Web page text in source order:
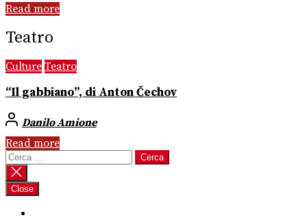
Read more
Teatro
Culture Teatro
“Il gabbiano”, di Anton Čechov
Danilo Amione
Read more
Ricerca
per:
Close